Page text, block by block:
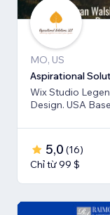
MO, US
Aspirational
Wix Studio
Design. USA
5,0 (16)
Chỉ từ 99 $